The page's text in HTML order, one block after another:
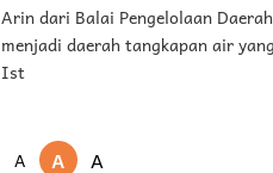
Arin dari Balai Pengelolaan
menjadi daerah tangkapan air
Ist
A A
A